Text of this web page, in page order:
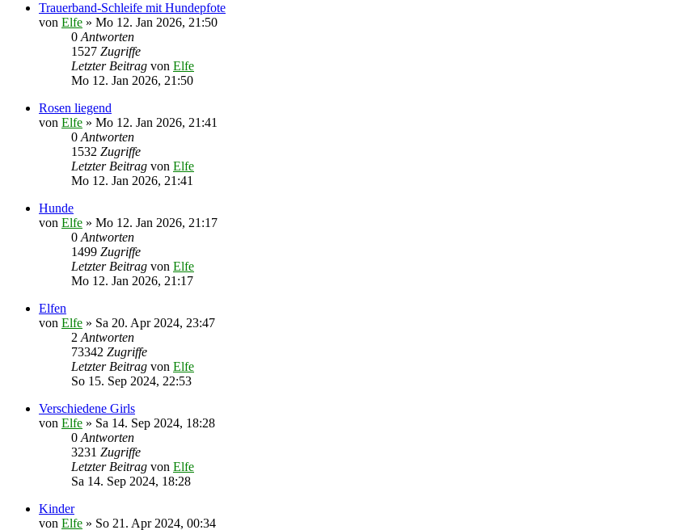
Trauerband-Schleife mit Hundepfote
von Elfe » Mo 12. Jan 2026, 21:50
0 Antworten
1527 Zugriffe
Letzter Beitrag von Elfe
Mo 12. Jan 2026, 21:50
Rosen liegend
von Elfe » Mo 12. Jan 2026, 21:41
0 Antworten
1532 Zugriffe
Letzter Beitrag von Elfe
Mo 12. Jan 2026, 21:41
Hunde
von Elfe » Mo 12. Jan 2026, 21:17
0 Antworten
1499 Zugriffe
Letzter Beitrag von Elfe
Mo 12. Jan 2026, 21:17
Elfen
von Elfe » Sa 20. Apr 2024, 23:47
2 Antworten
73342 Zugriffe
Letzter Beitrag von Elfe
So 15. Sep 2024, 22:53
Verschiedene Girls
von Elfe » Sa 14. Sep 2024, 18:28
0 Antworten
3231 Zugriffe
Letzter Beitrag von Elfe
Sa 14. Sep 2024, 18:28
Kinder
von Elfe » So 21. Apr 2024, 00:34